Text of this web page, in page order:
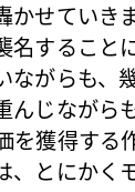
かせてい
すること
がらも、
んじながら
を獲得する
、とにかく